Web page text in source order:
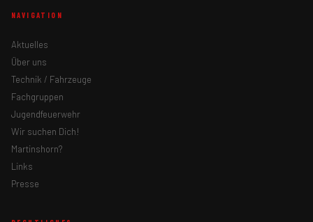
NAVIGATION
Aktuelles
Über uns
Technik / Fahrzeuge
Fachgruppen
Jugendfeuerwehr
Wir suchen Dich!
Martinshorn?
Links
Presse